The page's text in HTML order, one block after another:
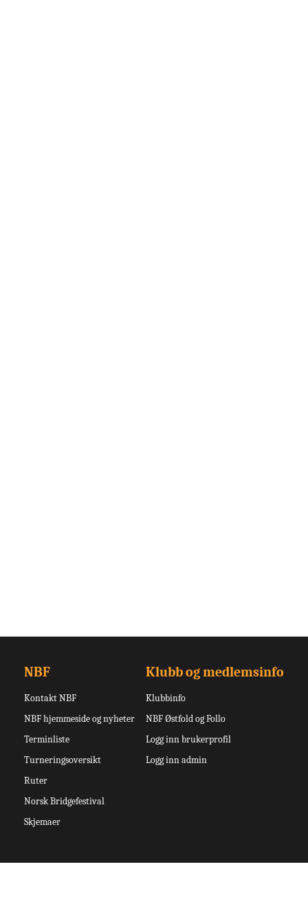
NBF
Kontakt NBF
NBF hjemmeside og nyheter
Terminliste
Turneringsoversikt
Ruter
Norsk Bridgefestival
Skjemaer
Klubb og medlemsinfo
Klubbinfo
NBF Østfold og Follo
Logg inn brukerprofil
Logg inn admin